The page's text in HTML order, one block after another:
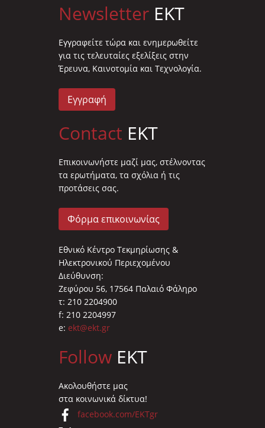
Newsletter EKT
Eγγραφείτε τώρα και ενημερωθείτε
για τις τελευταίες εξελίξεις στην
Έρευνα, Καινοτομία και Τεχνολογία.
Εγγραφή
Contact EKT
Επικοινωνήστε μαζί μας, στέλνοντας
τα ερωτήματα, τα σχόλια ή τις
προτάσεις σας.
Φόρμα επικοινωνίας
Εθνικό Κέντρο Τεκμηρίωσης &
Ηλεκτρονικού Περιεχομένου
Διεύθυνση:
Ζεφύρου 56, 17564 Παλαιό Φάληρο
τ: 210 2204900
f: 210 2204997
e: ekt@ekt.gr
Follow EKT
Ακολουθήστε μας
στα κοινωνικά δίκτυα!
facebook.com/EKTgr